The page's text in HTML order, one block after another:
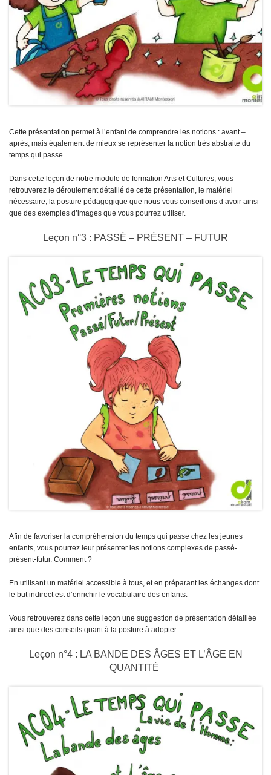
Cette présentation permet à l’enfant de comprendre les notions : avant –
après, mais également de mieux se représenter la notion très abstraite du
temps qui passe.
Dans cette leçon de notre module de formation Arts et Cultures, vous
retrouverez le déroulement détaillé de cette présentation, le matériel
nécessaire, la posture pédagogique que nous vous conseillons d’avoir ainsi
que des exemples d’images que vous pourrez utiliser.
Leçon n°3 : PASSÉ – PRÉSENT – FUTUR
Afin de favoriser la compréhension du temps qui passe chez les jeunes
enfants, vous pourrez leur présenter les notions complexes de passé-
présent-futur. Comment ?
En utilisant un matériel accessible à tous, et en préparant les échanges dont
le but indirect est d’enrichir le vocabulaire des enfants.
Vous retrouverez dans cette leçon une suggestion de présentation détaillée
ainsi que des conseils quant à la posture à adopter.
Leçon n°4 : LA BANDE DES ÂGES ET L’ÂGE EN
QUANTITÉ